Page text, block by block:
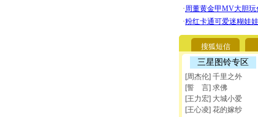
搜狐短信
三星图铃专区
[周杰伦] 千里之外
[誓 言] 求佛
[王力宏] 大城小爱
[王心凌] 花的嫁纱